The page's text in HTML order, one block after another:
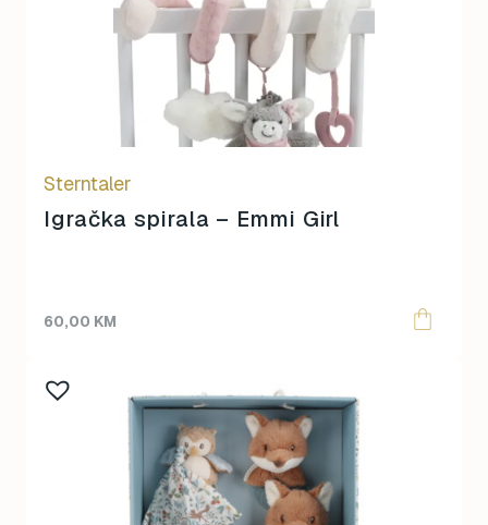
Sterntaler
Igračka spirala – Emmi Girl
60,00 KM